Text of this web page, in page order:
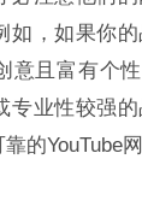
如，如果你
意且富有个
专业性较强
的YouTube网